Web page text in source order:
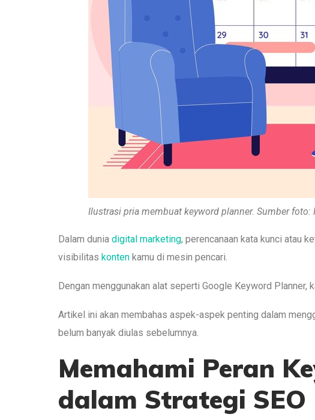
Ilustrasi pria membuat keyword planner. Sumber foto:
Dalam dunia digital marketing, perencanaan kata kunci atau
visibilitas konten kamu di mesin pencari.
Dengan menggunakan alat seperti Google Keyword
Artikel ini akan membahas aspek-aspek penting dalam
belum banyak diulas sebelumnya.
Memahami Peran
dalam Strategi SEO